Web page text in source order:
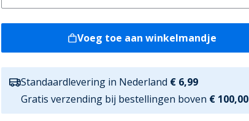
Voeg toe aan winkelmandje
Standaardlevering in Nederland € 6,99
Gratis verzending bij bestellingen boven € 100,00